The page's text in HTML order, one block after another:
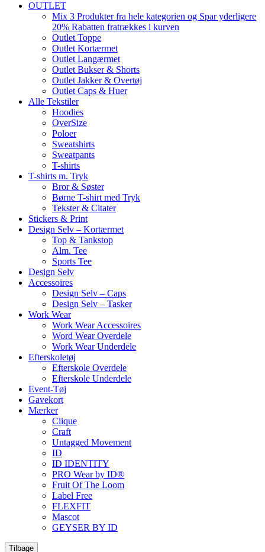
OUTLET
Mix 3 Produkter fra hele kategorien og Spar yderligere
20% Rabatten fratrækkes i kurven
Outlet Toppe
Outlet Kortærmet
Outlet Langærmet
Outlet Bukser & Shorts
Outlet Jakker & Overtøj
Outlet Caps & Huer
Alle Tekstiler
Hoodies
OverSize
Poloer
Sweatshirts
Sweatpants
T-shirts
T-shirts m. Tryk
Bror & Søster
Børne T-shirt med Tryk
Tekster & Citater
Stickers & Print
Design Selv – Kortærmet
Top & Tankstop
Alm. Tee
Sports Tee
Design Selv
Accessoires
Design Selv – Caps
Design Selv – Tasker
Work Wear
Work Wear Accessoires
Word Wear Overdele
Work Wear Underdele
Efterskoletøj
Efterskole Overdele
Efterskole Underdele
Event-Tøj
Gavekort
Mærker
Clique
Craft
Untagged Movement
ID
ID IDENTITY
PRO Wear by ID®
Fruit Of The Loom
Label Free
FLEXFIT
Mascot
GEYSER BY ID
Tilbage